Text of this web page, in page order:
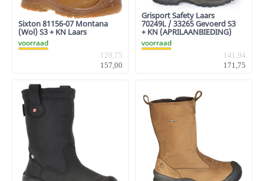
Sixton 81156-07 Montana
(Wol) S3 + KN Laars
voorraad
129,75
157,00
Grisport Safety Laars
70249L / 33265 Gevoerd S3
+ KN (APRILAANBIEDING)
voorraad
141,94
171,75